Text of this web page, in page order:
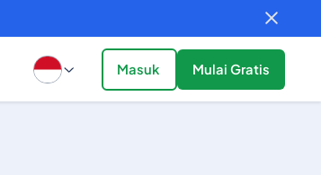
Masuk Mulai Gratis